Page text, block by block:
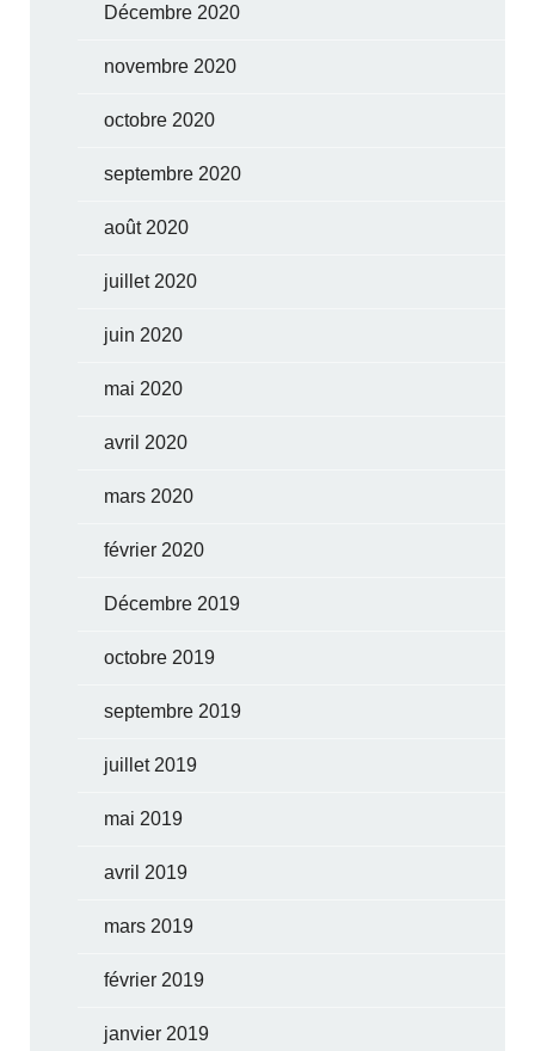
Décembre 2020
novembre 2020
octobre 2020
septembre 2020
août 2020
juillet 2020
juin 2020
mai 2020
avril 2020
mars 2020
février 2020
Décembre 2019
octobre 2019
septembre 2019
juillet 2019
mai 2019
avril 2019
mars 2019
février 2019
janvier 2019